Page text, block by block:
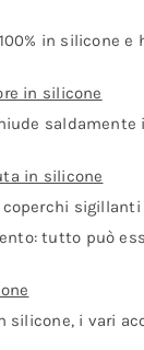
in silicone
in silicone
in silicone
coperchi
tutto può
silicone, i vari